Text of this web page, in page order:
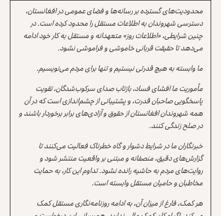
محدودیت‌های گسترده بر رسانه‌ها و فضای عمومی در افغانستان،
دسترسی شهروندان به اطلاعات مستقل را محدود کرده است. در
چنین شرایطی، «اطلاعات روز» متعهدانه و مستقل به کار خود ادامه
می‌دهد تا حقیقت قربانی خاموشی و فراموشی نشود.
ما وابسته به هیچ قدرتی نیستیم و تنها برای مردم می‌نویسیم.
مأموریت ما افشای فساد، بازتاب صدای سرکوب‌شدگان، تقویت
پاسخگویی صاحبان قدرت، و پشتیبانی از چشم‌اندازی است که در آن
همه شهروندان افغانستان از حقوق و آزادی‌های برابر برخوردار باشند و
در صلح زندگی کنند.
خبرنگاران ما در شرایط دشوار و گاه خطرناک فعالیت می‌کنند تا
گزارش‌های دقیق، منصفانه و مبتنی بر واقعیت منتشر شود و
روایت‌های مردم به حاشیه رانده نشود. تداوم این کار، به حمایت
مخاطبان و حامیان مستقل وابسته است.
هر کمک، فارغ از میزان آن، به ادامه روزنامه‌نگاری مستقل کمک